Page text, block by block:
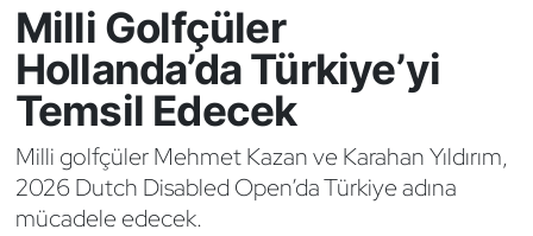
Milli Golfçüler
Hollanda’da Türkiye’yi
Temsil Edecek
Milli golfçüler Mehmet Kazan ve Karahan Yıldırım,
2026 Dutch Disabled Open’da Türkiye adına
mücadele edecek.
Binicilik
Bisiklet
Bocce Bowling Dart
Boks